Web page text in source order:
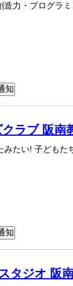
造力・プログラ
ラブ 阪南
みたい! 子どもた
タジオ 阪